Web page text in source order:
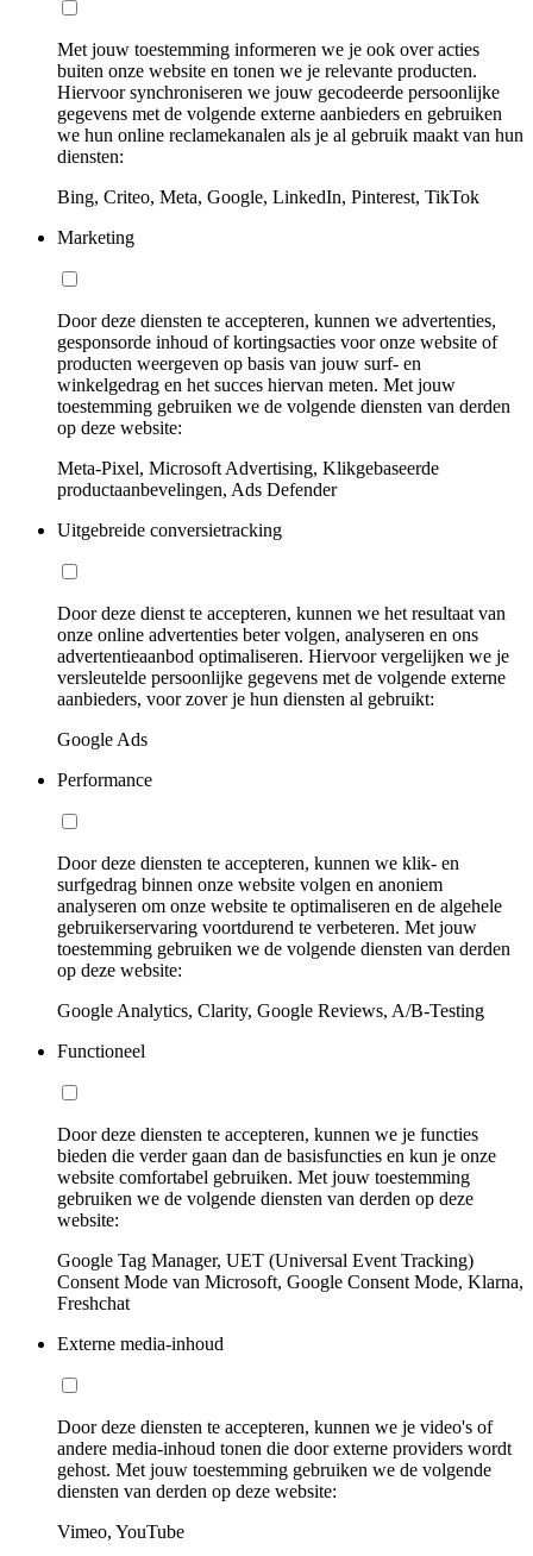
Met jouw toestemming informeren we je ook over acties
buiten onze website en tonen we je relevante producten.
Hiervoor synchroniseren we jouw gecodeerde persoonlijke
gegevens met de volgende externe aanbieders en gebruiken
we hun online reclamekanalen als je al gebruik maakt van hun
diensten:
Bing, Criteo, Meta, Google, LinkedIn, Pinterest, TikTok
Marketing
Door deze diensten te accepteren, kunnen we advertenties,
gesponsorde inhoud of kortingsacties voor onze website of
producten weergeven op basis van jouw surf- en
winkelgedrag en het succes hiervan meten. Met jouw
toestemming gebruiken we de volgende diensten van derden
op deze website:
Meta-Pixel, Microsoft Advertising, Klikgebaseerde
productaanbevelingen, Ads Defender
Uitgebreide conversietracking
Door deze dienst te accepteren, kunnen we het resultaat van
onze online advertenties beter volgen, analyseren en ons
advertentieaanbod optimaliseren. Hiervoor vergelijken we je
versleutelde persoonlijke gegevens met de volgende externe
aanbieders, voor zover je hun diensten al gebruikt:
Google Ads
Performance
Door deze diensten te accepteren, kunnen we klik- en
surfgedrag binnen onze website volgen en anoniem
analyseren om onze website te optimaliseren en de algehele
gebruikerservaring voortdurend te verbeteren. Met jouw
toestemming gebruiken we de volgende diensten van derden
op deze website:
Google Analytics, Clarity, Google Reviews, A/B-Testing
Functioneel
Door deze diensten te accepteren, kunnen we je functies
bieden die verder gaan dan de basisfuncties en kun je onze
website comfortabel gebruiken. Met jouw toestemming
gebruiken we de volgende diensten van derden op deze
website:
Google Tag Manager, UET (Universal Event Tracking)
Consent Mode van Microsoft, Google Consent Mode, Klarna,
Freshchat
Externe media-inhoud
Door deze diensten te accepteren, kunnen we je video's of
andere media-inhoud tonen die door externe providers wordt
gehost. Met jouw toestemming gebruiken we de volgende
diensten van derden op deze website:
Vimeo, YouTube